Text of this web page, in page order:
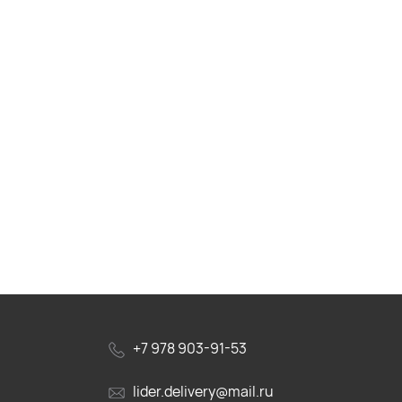
+7 978 903-91-53
lider.delivery@mail.ru